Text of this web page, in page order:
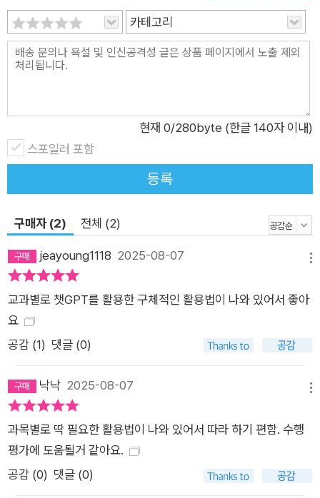
와 함께하는 과학 공부 방법을 담았으며, 실험 결과 정리부터 탐
구 과제 구성까지 구체적인 프롬프트 예시를 제공한다. 챗GPT를
처음 쓰는 학생도 책에 있는 예시를 그대로 따라 하면, 교과 개념
정리, 수행평가 준비, 탐구보고서 구성, 진로 관련 글쓰기까지 연
가르치는 현직 중·고등학교 교사들이 정리한 챗GPT 공부법을 통
해 탐구 역량과 사고력을 요구하는 평가 방식으로의 전환에 발맞
춘 학습을 할 수 있다. AI에게 똑똑하게 질문하는 힘이 성적을 바
꾼다! 똑똑한 질문으로 앞서 나가는 초격차 공부법 & 수행평가 &
탐구보고서 이 책은 학생들에게 어떻게 AI에게 질문하고, 그 답을
어떻게 내 것으로 만들 것인지에 대한 명확한 가이드를 제시한다.
질문을 설계하고 응답을 분석하며 후속 질문을 이어가는 방식을
알려 주며 기존 학습 방식과는 전혀 다른 자기주도학습 경험을 만
들어 준다. 챗GPT가 답을 주는 도구가 아니라 공부의 ‘코치’가
되도록 사용해야 한다. 곧 학생 스스로 질문을 만들고, 그 질문을
통해 사고의 흐름을 설계하며, 챗GPT를 학습의 파트너로 써야
한다. 그런 의미에서 학생들은 이 책을 통해 질문의 구성 방식, 핵
PT와 공부하는 방법을 익힐 수 있다. 직접 사고하고 학습 결과를
자기 것으로 만드는 방법을 익혀 AI에 끌려가지 않고 스스로 공부
해 보자. 프롬프트 하나로 챗GPT를 나만의 공부 선생님으로 만
들어 보는 것이다. 이 책은 답을 받는 AI에서 함께 생각하는 AI로
없는 맞춤형 학습 코치 학원비 0원! 혼자서도 자기주도 학습이 가
카테고리
현재 0/280byte (한글 140자 이내)
스포일러 포함
등록
구매자 (2) 전체 (2)
jeayoung1118 2025-08-07
교과별로 챗GPT를 활용한 구체적인 활용법이 나와 있어서 좋아
요
공감 (1) 댓글 (0)
낙낙 2025-08-07
과목별로 딱 필요한 활용법이 나와 있어서 따라 하기 편함. 수행
평가에 도움될거 같아요.
공감 (0) 댓글 (0)